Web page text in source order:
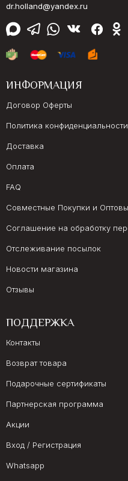
dr.holland@yandex.ru
ИНФОРМАЦИЯ
Договор Оферты
Политика конфиденциальности
Доставка
Оплата
FAQ
Совместные Покупки и
Соглашение на обработку
Отслеживание посылок
Новости магазина
Отзывы
ПОДДЕРЖКА
Контакты
Возврат товара
Подарочные сертификаты
Партнерская программа
Акции
Вход / Регистрация
Whatsapp